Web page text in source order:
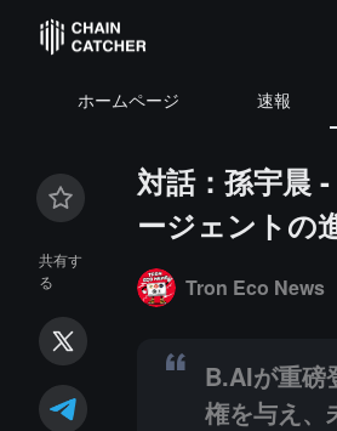
ホームページ 速報
共有す
る
対話：孫宇晨
ージェントの
B.AIが重磅登
Tron Eco News
B.AIが重磅
権を与え、